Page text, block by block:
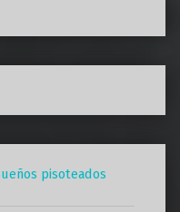
pisoteados